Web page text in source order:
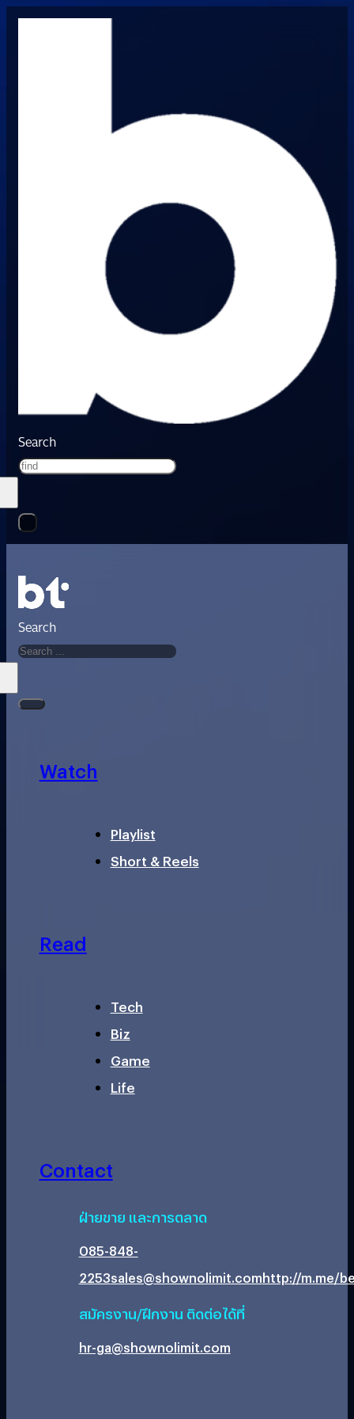
Search
Search
Watch
Playlist
Short & Reels
Read
Tech
Biz
Game
Life
Contact
ฝ่ายขาย และการตลาด
085-848-
2253sales@shownolimit.comhttp://m.me/
สมัครงาน/ฝึกงาน ติดต่อได้ที่
hr-ga@shownolimit.com